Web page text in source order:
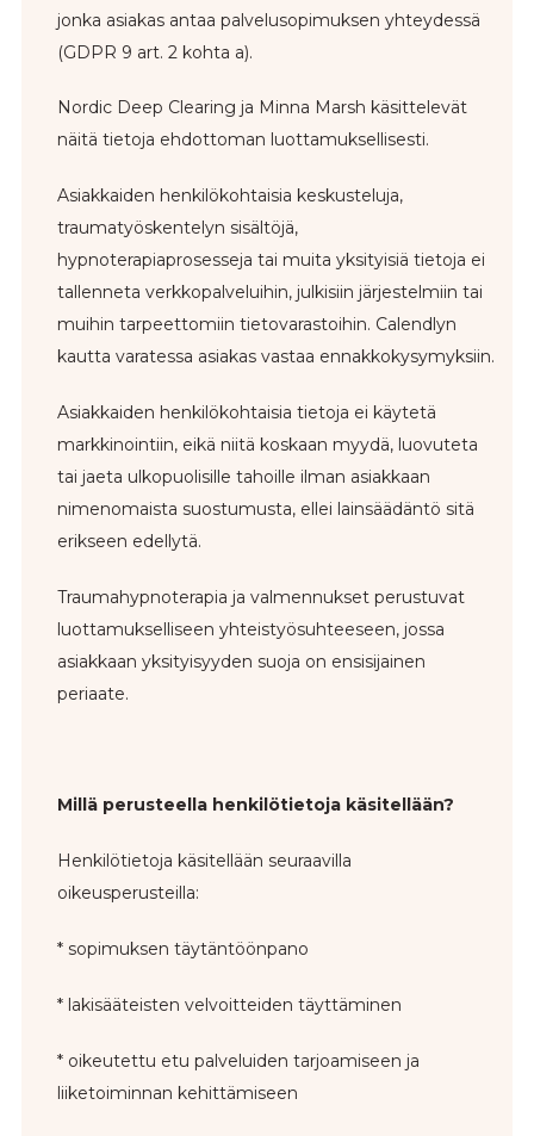
jonka asiakas antaa palvelusopimuksen yhteydessä
(GDPR 9 art. 2 kohta a).
Nordic Deep Clearing ja Minna Marsh käsittelevät
näitä tietoja ehdottoman luottamuksellisesti.
Asiakkaiden henkilökohtaisia keskusteluja,
traumatyöskentelyn sisältöjä,
hypnoterapiaprosesseja tai muita yksityisiä tietoja ei
tallenneta verkkopalveluihin, julkisiin järjestelmiin tai
muihin tarpeettomiin tietovarastoihin. Calendlyn
kautta varatessa asiakas vastaa ennakkokysymyksiin.
Asiakkaiden henkilökohtaisia tietoja ei käytetä
markkinointiin, eikä niitä koskaan myydä, luovuteta
tai jaeta ulkopuolisille tahoille ilman asiakkaan
nimenomaista suostumusta, ellei lainsäädäntö sitä
erikseen edellytä.
Traumahypnoterapia ja valmennukset perustuvat
luottamukselliseen yhteistyösuhteeseen, jossa
asiakkaan yksityisyyden suoja on ensisijainen
periaate.
Millä perusteella henkilötietoja käsitellään?
Henkilötietoja käsitellään seuraavilla
oikeusperusteilla:
* sopimuksen täytäntöönpano
* lakisääteisten velvoitteiden täyttäminen
* oikeutettu etu palveluiden tarjoamiseen ja
liiketoiminnan kehittämiseen